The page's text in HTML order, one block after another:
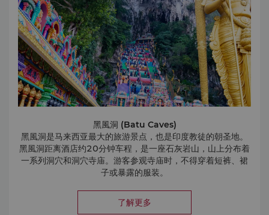
黑風洞 (Batu Caves)
黑風洞是马来西亚最大的旅游景点，也是印度教徒的朝圣地。
黑風洞距离酒店约20分钟车程，是一座石灰岩山，山上分布着
一系列洞穴和洞穴寺庙。游客参观寺庙时，不得穿着短裤、裙
子或暴露的服装。
位于市中心的独立广场拥有一片沁人心脾的景观绿地。
独立广场在吉隆坡的历史上起着重要的作用，许多重要建筑物
了解更多